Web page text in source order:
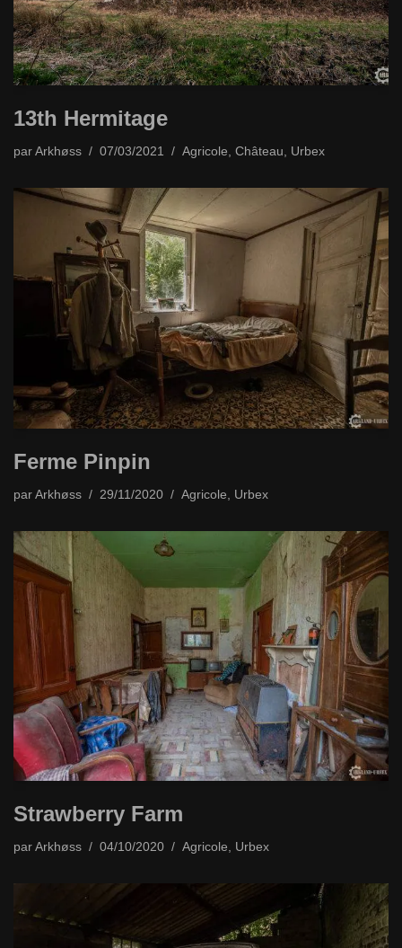
13th Hermitage
par Arkhøss 07/03/2021 Agricole, Château, Urbex
Ferme Pinpin
par Arkhøss 29/11/2020 Agricole Urbex
Strawberry Farm
par Arkhøss 04/10/2020 Agricole Urbex